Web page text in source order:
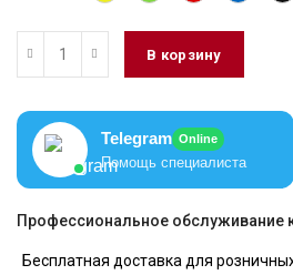
В корзину
Telegram Online
Помощь специалиста
Профессиональное обслуживание
Бесплатная доставка для